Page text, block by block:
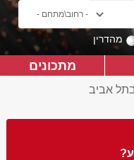
מהדרין
מתכונים
בתל אביב